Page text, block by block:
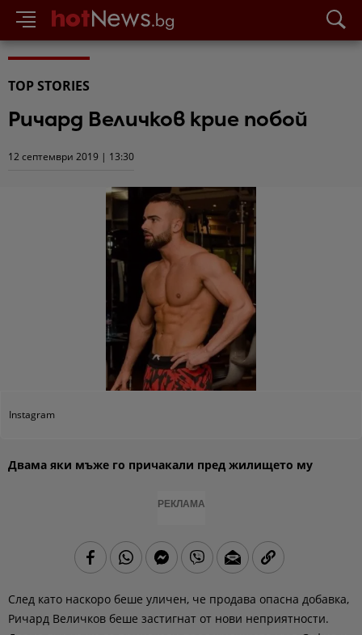
TOP STORIES
Ричард Величков крие побой
12 септември 2019 | 13:30
Instagram
Двама яки мъже го причакали пред жилището му
РЕКЛАМА
След като наскоро беше уличен, че продава опасна добавка,
Ричард Величков беше застигнат от нови неприятности.